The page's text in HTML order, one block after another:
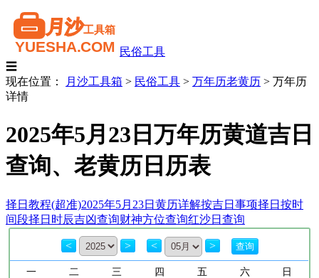
民俗工具
☰
现在位置：
月沙工具箱 > 民俗工具 > 万年历老黄历 > 万年历
详情
2025年5月23日万年历黄道吉日
查询、老黄历日历表
择日教程(超准)2025年5月23日黄历详解按吉日事项择日 按时
间段择日 时辰吉凶查询财神方位查询红沙日查询
< > < >
一 二 三 四 五 六 日